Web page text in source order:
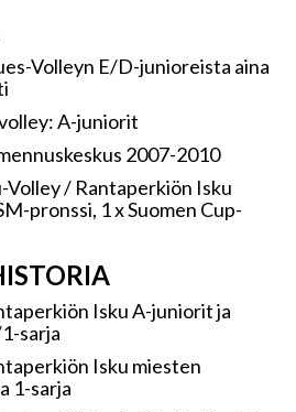
Volleyn E/D-junioreista aina
A-juniorit
2007-2010
Volley / Rantaperkiön Isku
pronssi, 1 x Suomen Cup-
Isku A-juniorit ja
sarja
Isku miesten
1-sarja